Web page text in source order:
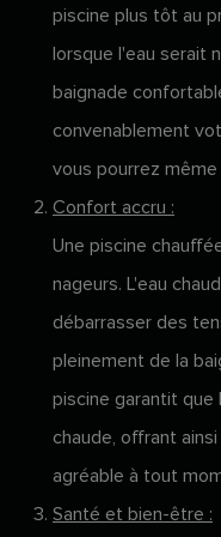
piscine plus tôt au
lorsque l'eau serait
baignade
convenablement
vous pourrez
Confort accru :
Une piscine
nageurs. L'eau
débarrasser des
pleinement de la
piscine garantit que
chaude, offrant
agréable à tout
Santé et bien-être :